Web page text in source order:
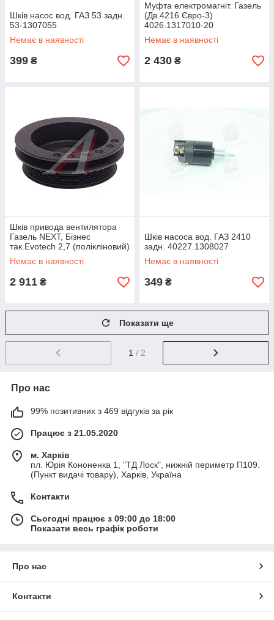
Шків насос вод. ГАЗ 53 задн.
53-1307055
Немає в наявності
399 ₴
Муфта електромагніт. Газель
(Дв.4216 Євро-3)
4026.1317010-20
Немає в наявності
2 430 ₴
Шків привода вентилятора
Газель NEXT, Бізнес
так.Evotech 2,7 (полікліновий)
(пр.о УАЗ) 4216.1005074-20
Немає в наявності
2 911 ₴
Шків насоса вод. ГАЗ 2410
задн. 40227.1308027
Немає в наявності
349 ₴
Показати ще
1 / 2
Про нас
99% позитивних з 469 відгуків за рік
Працює з 21.05.2020
м. Харків
пл. Юрія Кононенка 1, "ТД Лоск", нижній периметр П109.
(Пункт видачі товару), Харків, Україна
Контакти
Сьогодні працює з 09:00 до 18:00
Показати весь графік роботи
Про нас
Контакти